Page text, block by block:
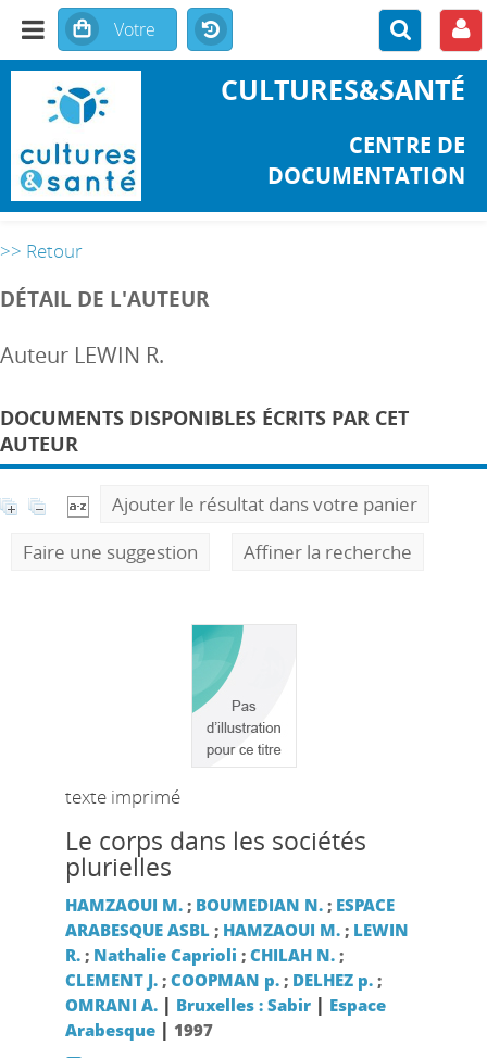
CULTURES&SANTÉ
CENTRE DE
DOCUMENTATION
>> Retour
DÉTAIL DE L'AUTEUR
Auteur LEWIN R.
DOCUMENTS DISPONIBLES ÉCRITS PAR CET
AUTEUR
Ajouter le résultat dans votre panier
Faire une suggestion
Affiner la recherche
texte imprimé
Le corps dans les sociétés
plurielles
HAMZAOUI M.; BOUMEDIAN N.; ESPACE
ARABESQUE ASBL; HAMZAOUI M.; LEWIN
R.; Nathalie Caprioli ; CHILAH N.;
CLEMENT J.; COOPMAN p.; DELHEZ p.;
OMRANI A. | Bruxelles : Sabir| Espace
Arabesque| 1997